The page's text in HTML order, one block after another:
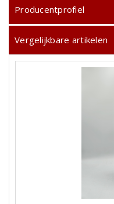
Producentprofiel
Vergelijkbare artikelen